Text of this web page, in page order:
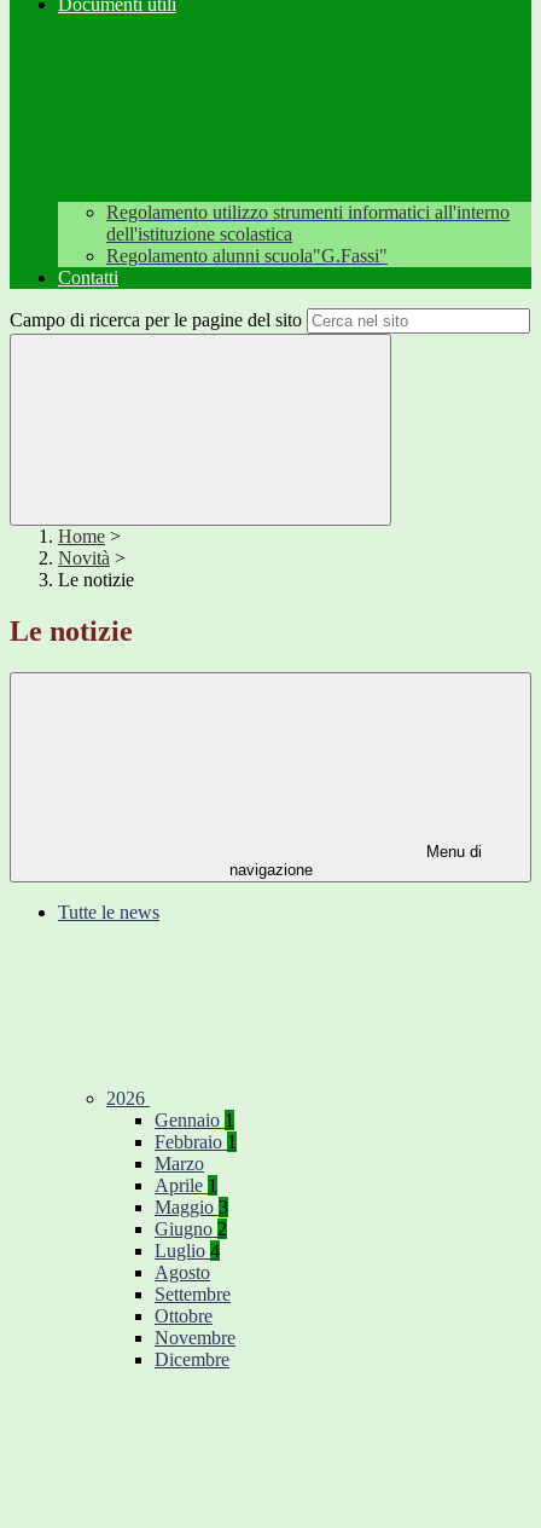
Documenti utili
Regolamento utilizzo strumenti informatici all'interno
dell'istituzione scolastica
Regolamento alunni scuola"G.Fassi"
Contatti
Campo di ricerca per le pagine del sito
Home >
Novità >
Le notizie
Le notizie
Menu di
navigazione
Tutte le news
2026
Gennaio 1
Febbraio 1
Marzo
Aprile 1
Maggio 3
Giugno 2
Luglio 4
Agosto
Settembre
Ottobre
Novembre
Dicembre